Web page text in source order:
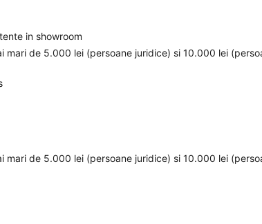
in showroom
de 5.000 lei (persoane juridice) si 10.000 lei
de 5.000 lei (persoane juridice) si 10.000 lei